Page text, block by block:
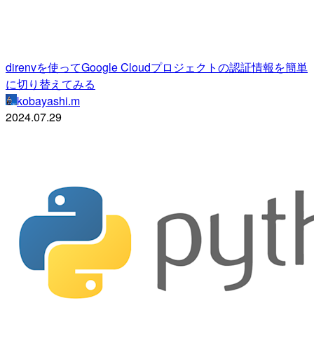
direnvを使ってGoogle Cloudプロジェクトの認証情報を簡単
に切り替えてみる
kobayashi.m
2024.07.29